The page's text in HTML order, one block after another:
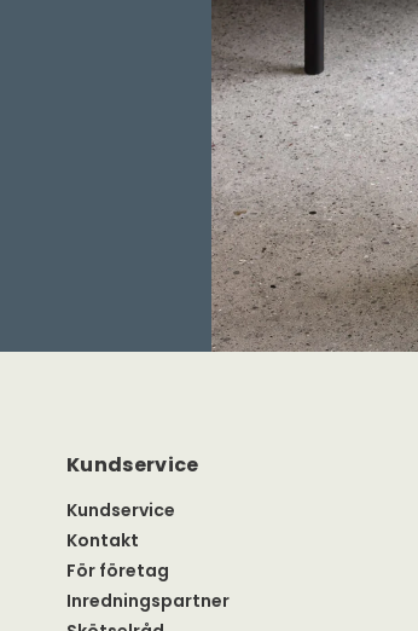
Kundservice
Kundservice
Kontakt
För företag
Inredningspartner